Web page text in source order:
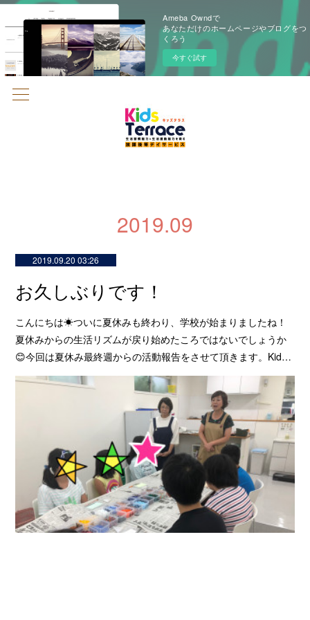
Ameba Owndで
あなただけのホームページやブログをつ
くろう
今すぐ試す
2019.09
2019.09.20 03:26
お久しぶりです！
こんにちは☀ついに夏休みも終わり、学校が始まりましたね！
夏休みからの生活リズムが戻り始めたころではないでしょうか
😊今回は夏休み最終週からの活動報告をさせて頂きます。Kid…